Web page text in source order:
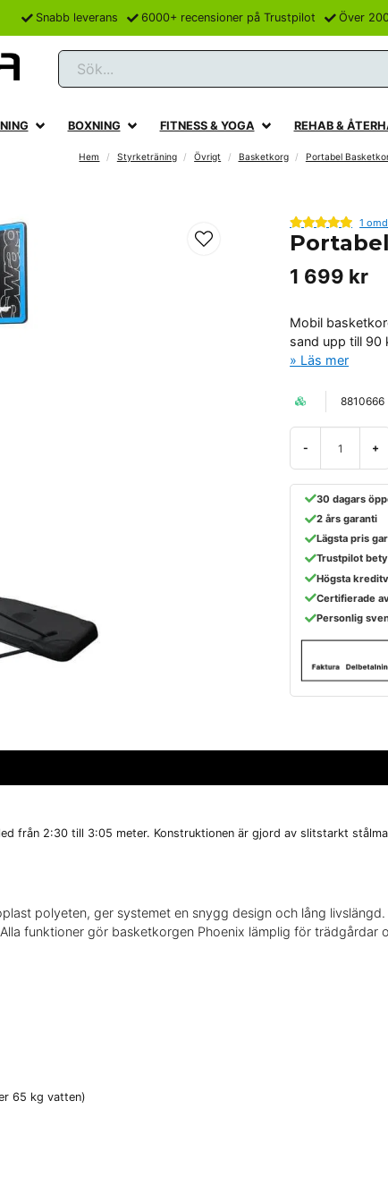
Snabb leverans 6000+ recensioner på Trustpilot Över
Sök...
BOXNING FITNESS & YOGA REHAB &
Hem Styrketräning Övrigt Basketkorg Portabel
1
1 699 kr
Mobil
sand upp till 90
Läs mer
8810666
- +
30 dagars
2 års garanti
Lägsta pris
Trustpilot
Högsta
Certifierade
Personlig
från 2:30 till 3:05 meter. Konstruktionen är gjord av slitstarkt
polyeten, ger systemet en snygg design och lång
funktioner gör basketkorgen Phoenix lämplig för trädgårdar
65 kg vatten)